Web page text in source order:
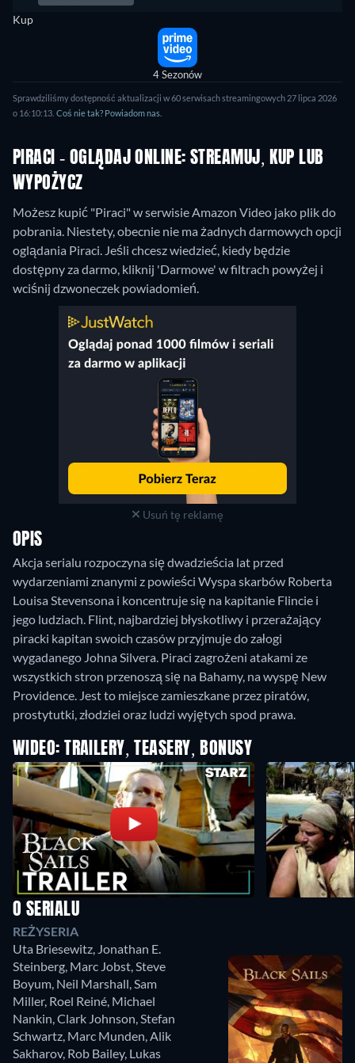
Kup
4 Sezonów
Sprawdziliśmy dostępność aktualizacji w 60 serwisach streamingowych 27 lipca 2026
o 16:10:13. Coś nie tak? Powiadom nas.
PIRACI - OGLĄDAJ ONLINE: STREAMUJ, KUP LUB
WYPOŻYCZ
Możesz kupić "Piraci" w serwisie Amazon Video jako plik do
pobrania. Niestety, obecnie nie ma żadnych darmowych opcji
oglądania Piraci. Jeśli chcesz wiedzieć, kiedy będzie
dostępny za darmo, kliknij 'Darmowe' w filtrach powyżej i
wciśnij dzwoneczek powiadomień.
Usuń tę reklamę
OPIS
Akcja serialu rozpoczyna się dwadzieścia lat przed
wydarzeniami znanymi z powieści Wyspa skarbów Roberta
Louisa Stevensona i koncentruje się na kapitanie Flincie i
jego ludziach. Flint, najbardziej błyskotliwy i przerażający
piracki kapitan swoich czasów przyjmuje do załogi
wygadanego Johna Silvera. Piraci zagrożeni atakami ze
wszystkich stron przenoszą się na Bahamy, na wyspę New
Providence. Jest to miejsce zamieszkane przez piratów,
prostytutki, złodziei oraz ludzi wyjętych spod prawa.
WIDEO: TRAILERY, TEASERY, BONUSY
O SERIALU
REŻYSERIA
Uta Briesewitz, Jonathan E.
Steinberg, Marc Jobst,Steve
Boyum, Neil Marshall,Sam
Miller, Roel Reiné, Michael
Nankin,Clark Johnson,Stefan
Schwartz, Marc Munden,Alik
Sakharov, Rob Bailey, Lukas